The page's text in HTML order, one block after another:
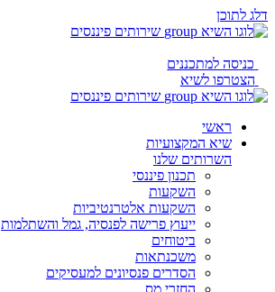
דלג לתוכן
כניסה למתכננים
הצטרפו לשיא
ראשי
שיא המקצועיות
השרותים שלנו
תכנון פיננסי
השקעות
השקעות אלטרנטיביות
ייעוץ פרישה לפנסיה, גמל והשתלמות
ביטוחים
משכנתאות
הסדרים פנסיונים למעסיקים
החזרי מס